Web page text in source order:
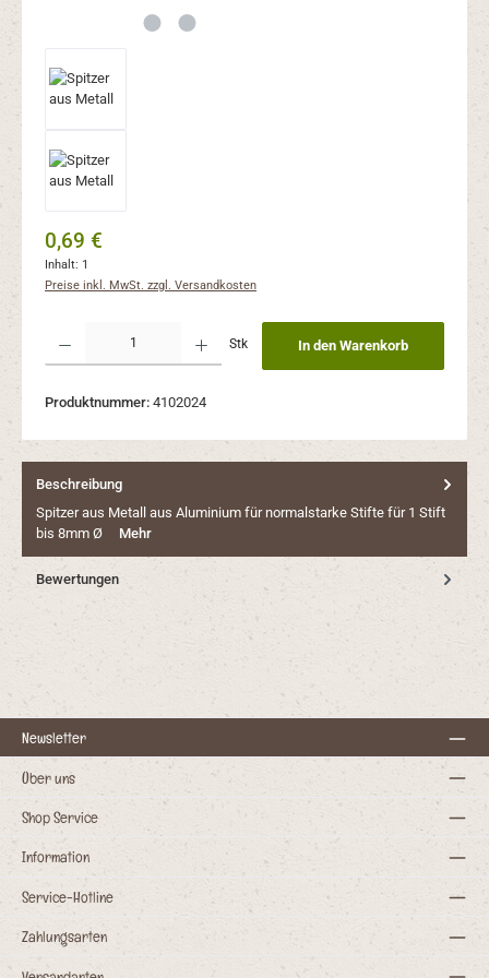
Regulärer Preis:
0,69 €
Inhalt: 1
Preise inkl. MwSt. zzgl. Versandkosten
Stk In den Warenkorb
Produktnummer: 4102024
Beschreibung
Spitzer aus Metall aus Aluminium für normalstarke Stifte für 1 Stift
bis 8mm Ø Mehr
Bewertungen
Newsletter
Über uns
Shop Service
Information
Service-Hotline
Zahlungsarten